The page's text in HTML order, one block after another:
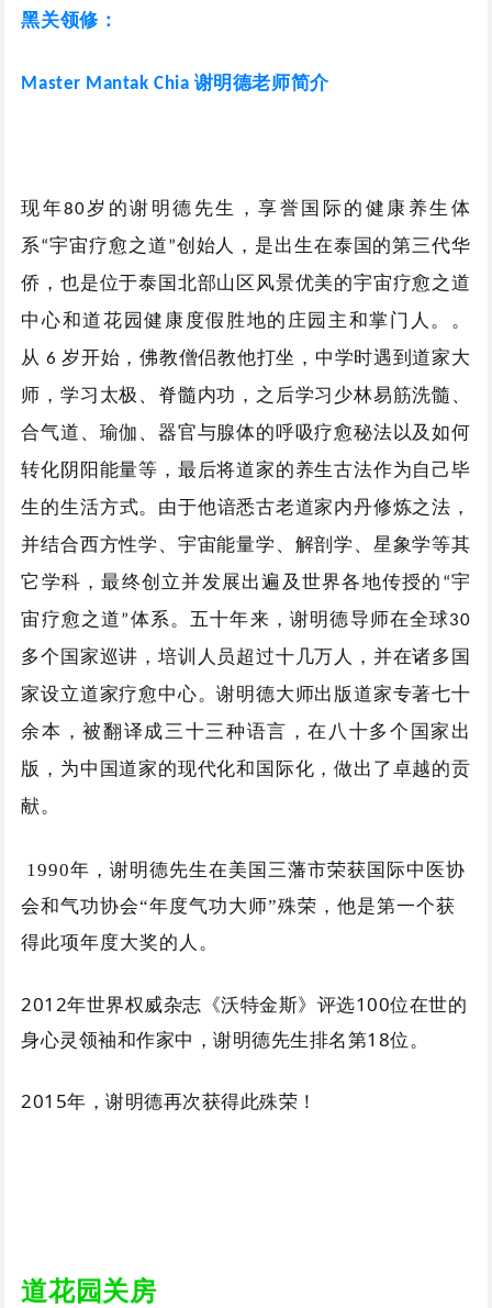
黑关领修：
Master Mantak Chia 谢明德老师简介
现年80岁的谢明德先生，享誉国际的健康养生体
系“宇宙疗愈之道”创始人， 是出生在泰国的第三代华
侨，也是位于泰国北部山区风景优美的宇宙疗愈之道
中心和道花园健康度假胜地的庄园主和掌门人。 。
从 6岁开始，佛教僧侣教他打坐，中学时遇到道家大
师，学习太极、脊髓内功，之后学习少林易筋洗髓、
合气道、瑜伽、器官与腺体的呼吸疗愈秘法以及如何
转化阴阳能量等，最后将道家的养生古法作为自己毕
生的生活方式。
由于他谙悉古老道家内丹修炼之法，
并结合西方性学、宇宙能量学、解剖学、星象学等其
它学科，最终创立并发展出遍及世界各地传授的“宇
宙疗愈之道”体系。五十年来，谢明德导师在全球30
多个国家巡讲，培训人员超过十几万人，并在诸多国
家设立道家疗愈中心。谢明德大师出版道家专著七十
余本，被翻译成三十三种语言，在八十多个国家出
版，为中国道家的现代化和国际化，做出了卓越的贡
献。
1990年，谢明德先生在美国三藩市荣获国际中医协
会和气功协会“年度气功大师”殊荣，他是第一个获
得此项年度大奖的人。
2012年世界权威杂志《沃特金斯》评选100位在世的
身心灵领袖和作家中，谢明德先生排名第18位。
2015年，谢明德再次获得此殊荣！
道花园关房